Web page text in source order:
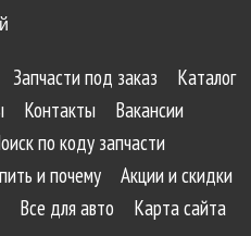
Запчасти под заказ
Каталог
Контакты
Вакансии
по коду запчасти
и почему
Акции и скидки
Все для авто Карта сайта